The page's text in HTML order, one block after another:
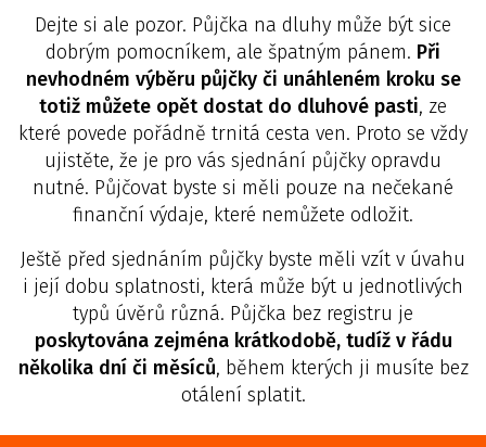
Dejte si ale pozor. Půjčka na dluhy může být sice
dobrým pomocníkem, ale špatným pánem. Při
nevhodném výběru půjčky či unáhleném kroku se
totiž můžete opět dostat do dluhové pasti, ze
které povede pořádně trnitá cesta ven. Proto se vždy
ujistěte, že je pro vás sjednání půjčky opravdu
nutné. Půjčovat byste si měli pouze na nečekané
finanční výdaje, které nemůžete odložit.
Ještě před sjednáním půjčky byste měli vzít v úvahu
i její dobu splatnosti, která může být u jednotlivých
typů úvěrů různá. Půjčka bez registru je
poskytována zejména krátkodobě, tudíž v řádu
několika dní či měsíců, během kterých ji musíte bez
otálení splatit.